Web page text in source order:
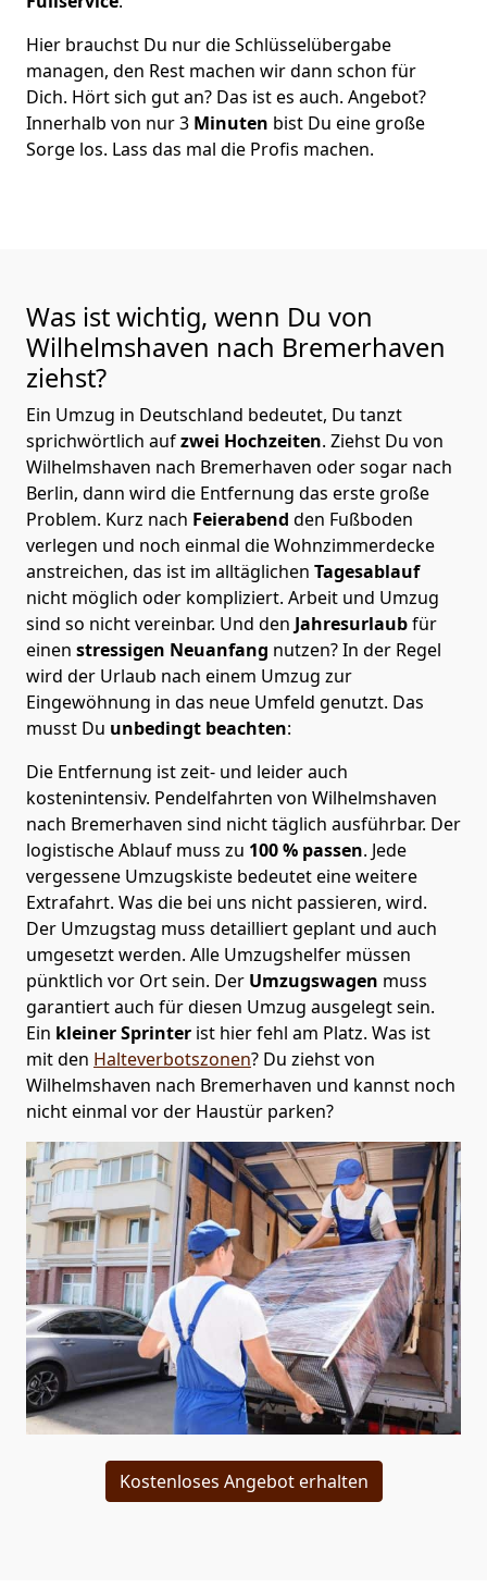
Hier brauchst Du nur die Schlüsselübergabe
managen, den Rest machen wir dann schon für
Dich. Hört sich gut an? Das ist es auch. Angebot?
Innerhalb von nur 3 Minuten bist Du eine große
Sorge los. Lass das mal die Profis machen.
Was ist wichtig, wenn Du von
Wilhelmshaven nach Bremer­haven
ziehst?
Ein Umzug in Deutschland bedeutet, Du tanzt
sprichwörtlich aufzwei Hochzeiten. Ziehst Du von
Wilhelmshaven nach Bremer­haven oder sogar nach
Berlin, dann wird die Entfernung das erste große
Problem. Kurz nach Feierabend den Fußboden
verlegen und noch einmal die Wohnzimmerdecke
anstreichen, das ist im alltäglichen Tagesablauf
nicht möglich oder kompliziert. Arbeit und Umzug
sind so nicht vereinbar. Und den Jahresurlaubfür
einen stressigen Neuanfang nutzen? In der Regel
wird der Urlaub nach einem Umzug zur
Eingewöhnung in das neue Umfeld genutzt. Das
musst Du unbedingt beachten:
Die Entfernung ist zeit- und leider auch
kostenintensiv. Pendelfahrten von Wilhelmshaven
nach Bremer­haven sind nicht täglich ausführbar. Der
logistische Ablauf muss zu 100 % passen. Jede
vergessene Umzugskiste bedeutet eine weitere
Extrafahrt. Was die bei uns nicht passieren, wird.
Der Umzugstag muss detailliert geplant und auch
umgesetzt werden. Alle Umzugshelfer müssen
pünktlich vor Ort sein. Der Umzugswagen muss
garantiert auch für diesen Umzug ausgelegt sein.
Ein kleiner Sprinter ist hier fehl am Platz. Was ist
mit den Halteverbotszonen? Du ziehst von
Wilhelmshaven nach Bremer­haven und kannst noch
nicht einmal vor der Haustür parken?
Kostenloses Angebot erhalten